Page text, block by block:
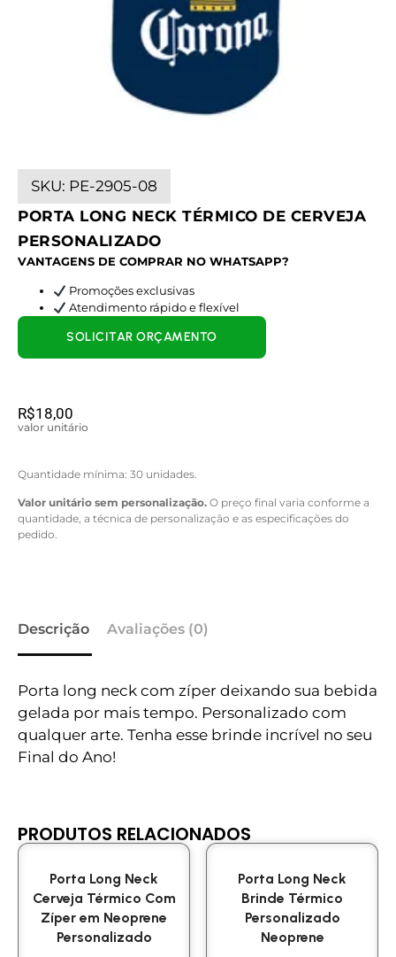
SKU: PE-2905-08
PORTA LONG NECK TÉRMICO DE CERVEJA
PERSONALIZADO
VANTAGENS DE COMPRAR NO WHATSAPP?
Promoções exclusivas
Atendimento rápido e flexível
R$18,00
valor unitário
Quantidade mínima: 30 unidades.
Valor unitário sem personalização. O preço final varia conforme a
quantidade, a técnica de personalização e as especificações do
pedido.
SOLICITAR ORÇAMENTO
Descrição Avaliações (0)
Porta long neck com zíper deixando sua bebida
gelada por mais tempo. Personalizado com
qualquer arte. Tenha esse brinde incrível no seu
Final do Ano!
PRODUTOS RELACIONADOS
Porta Long Neck
Cerveja Térmico Com
Zíper em Neoprene
Personalizado
Porta Long Neck
Brinde Térmico
Personalizado
Neoprene